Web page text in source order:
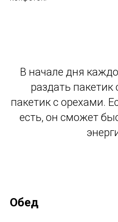
В начале дня
раздать
пакетик с орехами.
есть, он сможет
Обед